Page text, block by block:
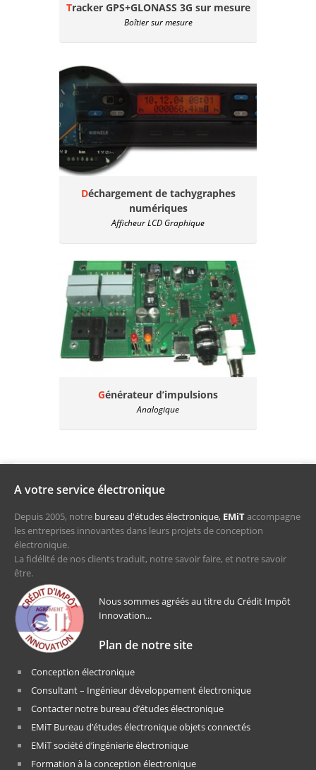
Tracker GPS+GLONASS 3G sur mesure
Boîtier sur mesure
Déchargement de tachygraphes
numériques
Afficheur LCD Graphique
Générateur d’impulsions
Analogique
A votre service électronique
Depuis 2005, notre bureau d'études électronique, EMiTaccompagne
les entreprises innovantes dans leurs projets de conception
électronique.
La fidélité de nos clients traduit, notre savoir faire, et notre savoir
être.
Nous sommes agréés au titre du Crédit Impôt
Innovation...
Plan de notre site
Conception électronique
Consultant – Ingénieur développement électronique
Contacter notre bureau d’études électronique
EMiT Bureau d’études électronique objets connectés
EMiT société d’ingénierie électronique
Formation à la conception électronique